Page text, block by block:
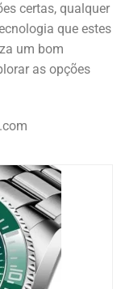
certas, qualquer
que estes
um bom
as opções